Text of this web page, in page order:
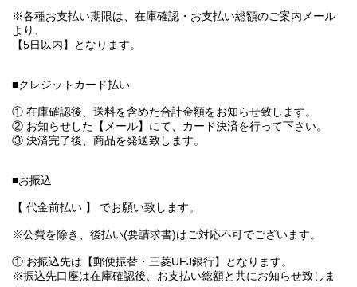
※各種お支払い期限は、在庫確認・お支払い総額のご案内メール
より、
【5日以内】となります。
■クレジットカード払い
① 在庫確認後、送料を含めた合計金額をお知らせ致します。
② お知らせした【メール】にて、カード決済を行って下さい。
③ 決済完了後、商品を発送致します。
■お振込
【 代金前払い 】 でお願い致します。
※公費を除き、後払い(要請求書)はご対応不可でございます。
① お振込先は【郵便振替・三菱UFJ銀行】となります。
※振込先口座は在庫確認後、お支払い総額と共にお知らせ致しま